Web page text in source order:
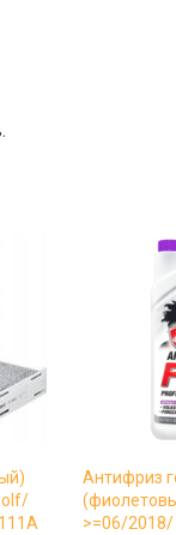
Антифриз
>=06/2018/